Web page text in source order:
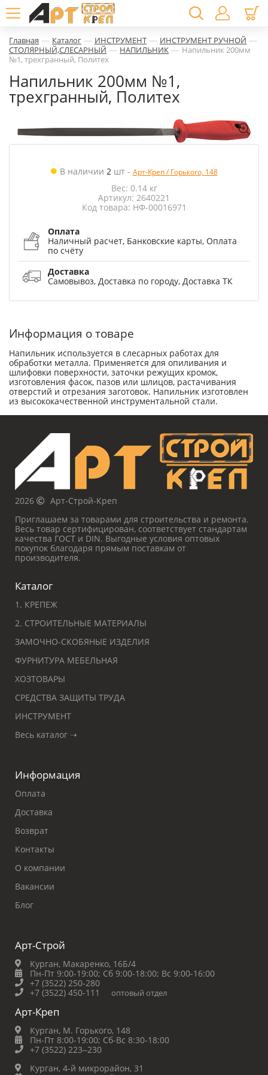
Главная — Каталог — ИНСТРУМЕНТ — ИНСТРУМЕНТ РУЧНОЙ —
СТОЛЯРНЫЙ,СЛЕСАРНЫЙ — НАПИЛЬНИК — Напильник 200мм
№1, трехгранный, Политех
Напильник 200мм №1,
трехгранный, Политех
В наличии 2шт- Арт-Креп / Горького, 148
Вес: 0.14 кг
Артикул: 2640221
Код товара: НФ-00016971
Оплата
Наличный расчет, Банковские карты, Оплата
по счёту
Доставка
Самовывоз, Доставка по городу, Доставка ТК
Информация о товаре
Напильник используется в слесарных работах для
обработки металла. Применяется для опиливания и
шлифовки поверхности, заточки режущих кромок,
изготовления фасок, пазов или шлицов, растачивания
отверстий и отрезания заготовок. Напильник изготовлен
из высококачественной инструментальной стали.
2026
Арт-Строй-Креп
Приглашаем за товарами для строительства и ремонта.
Весь товар сертифицирован, соответствует стандартам
качества ГОСТ и DIN. Выгодные условия оптовых
покупок благодаря прямым поставкам от
производителя.
Каталог
1. КРЕПЕЖ
2. СТРОИТЕЛЬНЫЕ МАТЕРИАЛЫ
ЗАМОЧНО-СКОБЯНЫЕ ИЗДЕЛИЯ
ФУРНИТУРА МЕБЕЛЬНАЯ
ХОЗТОВАРЫ
СРЕДСТВА ЗАЩИТЫ ТРУДА
ИНСТРУМЕНТ
Весь каталог ➝
Информация
Оплата
Доставка
Возврат
Контакты
О компании
Вакансии
Блог
Арт-Строй
Курган, Макаренко, 16Б/4
Пн-Пт 9:00-19:00; Сб 9:00-18:00; Вс 9:00-16:00
+7 (3522) 250-280
+7 (3522) 450-111
оптовый отдел
Арт-Креп
Курган, М. Горького, 148
Пн-Пт 8:00-19:00; Сб-Вс 8:30-18:00
+7 (3522) 223‒230
Курган, 4-й микрорайон, 31